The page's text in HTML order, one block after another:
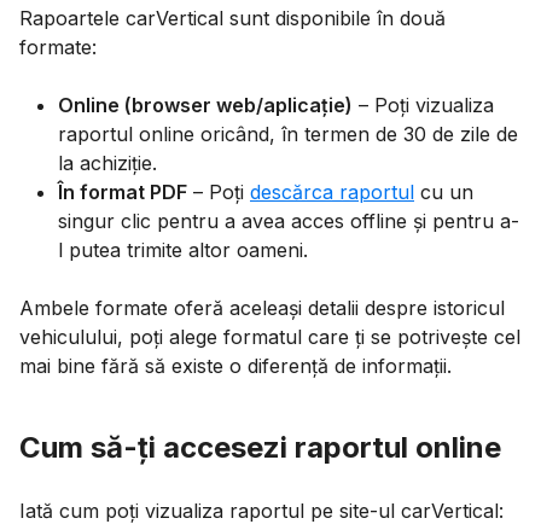
Rapoartele carVertical sunt disponibile în două
formate:
Online (browser web/aplicație) – Poți vizualiza
raportul online oricând, în termen de 30 de zile de
la achiziție.
În format PDF – Poți descărca raportul cu un
singur clic pentru a avea acces offline și pentru a-
l putea trimite altor oameni.
Ambele formate oferă aceleași detalii despre istoricul
vehiculului, poți alege formatul care ți se potrivește cel
mai bine fără să existe o diferență de informații.
Cum să-ți accesezi raportul online
Iată cum poți vizualiza raportul pe site-ul carVertical: